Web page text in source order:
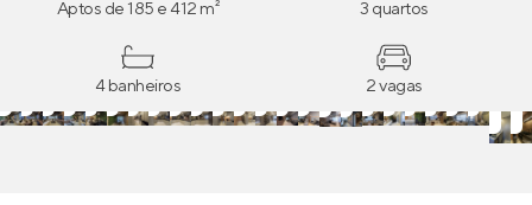
Aptos de 185 e 412 m² 3 quartos
4 banheiros 2 vagas